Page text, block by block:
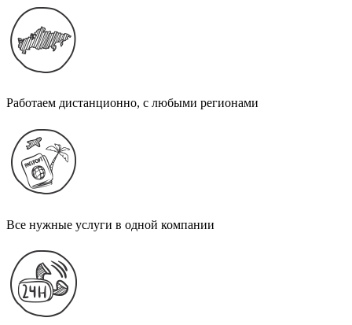
Работаем дистанционно, с любыми регионами
Все нужные услуги в одной компании